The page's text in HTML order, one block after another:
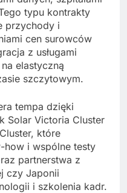
typu kontrakty
przychody i
cen surowców
z usługami
elastyczną
szczytowym.
tempa dzięki
Solar Victoria Cluster
które
how i wspólne testy
partnerstwa z
czy Japonii
i szkolenia kadr.